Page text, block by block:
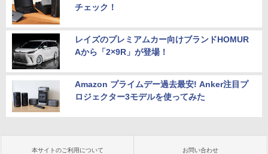
チェック！
レイズのプレミアムカー向けブランドHOMUR
Aから「2×9R」が登場！
Amazon プライムデー過去最安! Anker注目プ
ロジェクター3モデルを使ってみた
本サイトのご利用について お問い合わせ